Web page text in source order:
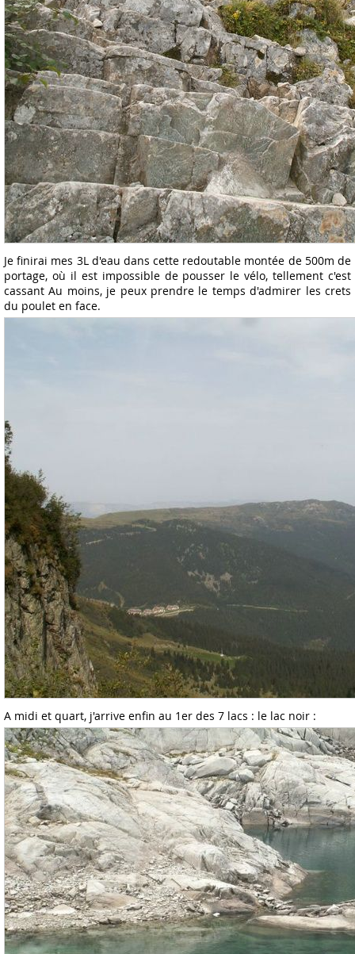
Je finirai mes 3L d'eau dans cette redoutable montée de 500m de
portage, où il est impossible de pousser le vélo, tellement c'est
cassant Au moins, je peux prendre le temps d'admirer les crets
du poulet en face.
A midi et quart, j'arrive enfin au 1er des 7 lacs : le lac noir :